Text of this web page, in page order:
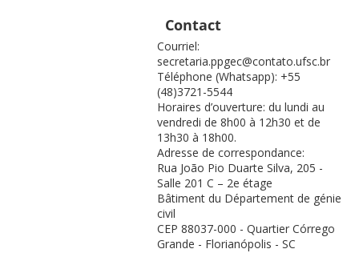
Contact
Courriel:
secretaria.ppgec@contato.ufsc.br
Téléphone (Whatsapp): +55
(48)3721-5544
Horaires d’ouverture: du lundi au
vendredi de 8h00 à 12h30 et de
13h30 à 18h00.
Adresse de correspondance:
Rua João Pio Duarte Silva, 205 -
Salle 201 C – 2e étage
Bâtiment du Département de génie
civil
CEP 88037-000 - Quartier Córrego
Grande - Florianópolis - SC